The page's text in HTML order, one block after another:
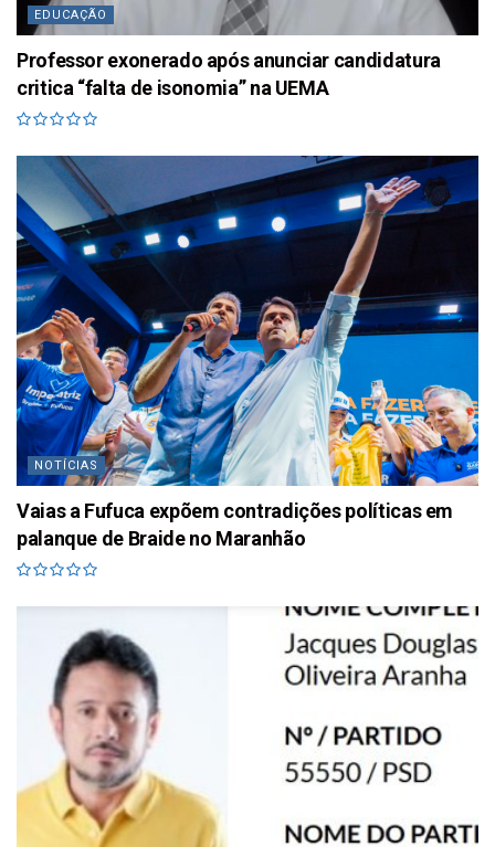
EDUCAÇÃO
Professor exonerado após anunciar candidatura
critica “falta de isonomia” na UEMA
NOTÍCIAS
Vaias a Fufuca expõem contradições políticas em
palanque de Braide no Maranhão